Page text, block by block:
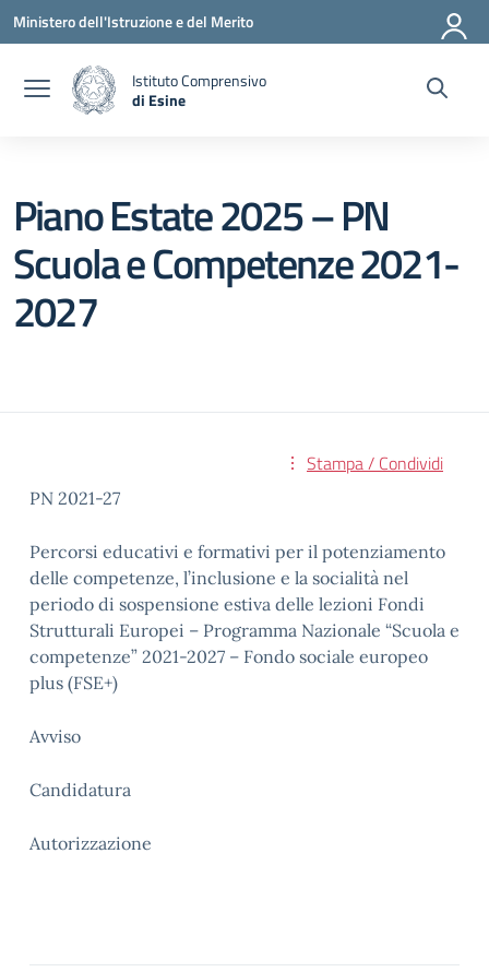
Vai ai contenuti
Vai al menu di navigazione
Vai al footer
Ministero dell'Istruzione e del Merito
Istituto Comprensivo
di Esine
Piano Estate 2025 – PN
Scuola e Competenze 2021-
2027
Stampa / Condividi
PN 2021-27
Percorsi educativi e formativi per il potenziamento
delle competenze, l’inclusione e la socialità nel
periodo di sospensione estiva delle lezioni Fondi
Strutturali Europei – Programma Nazionale “Scuola e
competenze” 2021-2027 – Fondo sociale europeo
plus (FSE+)
Avviso
Candidatura
Autorizzazione